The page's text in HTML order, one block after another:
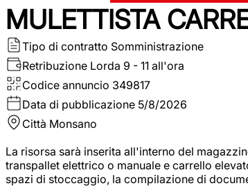
MULETTISTA
Tipo di contratto Somministrazione
Retribuzione Lorda 9 - 11 all'ora
Codice annuncio 349817
Data di pubblicazione 5/8/2026
Città Monsano
La risorsa sarà inserita all'interno del
transpallet elettrico o manuale e carrello
spazi di stoccaggio, la compilazione di